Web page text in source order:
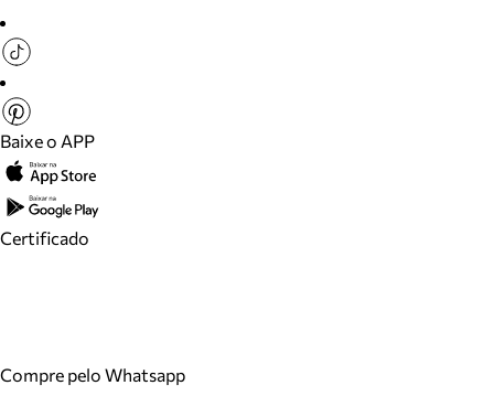
Baixe o APP
Certificado
Compre pelo Whatsapp